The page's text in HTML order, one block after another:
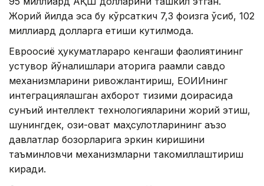
Жорий йилда эса бу кўрсаткич 7,3 фоизга ўсиб, 102
миллиард долларга етиши кутилмоқда.
Евроосиё ҳукуматлараро кенгаши фаолиятининг
устувор йўналишлари қаторига рақамли савдо
механизмларини ривожлантириш, ЕОИИнинг
интеграциялашган ахборот тизими доирасида
сунъий интеллект технологияларини жорий этиш,
шунингдек, озиқ-овқат маҳсулотларининг аъзо
давлатлар бозорларига эркин киришини
таъминловчи механизмларни такомиллаштириш
киради.